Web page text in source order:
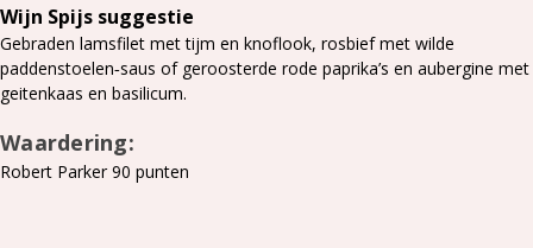
Wijn Spijs suggestie
Gebraden lamsfilet met tijm en knoflook, rosbief met wilde
paddenstoelen‑saus of geroosterde rode paprika’s en aubergine met
geitenkaas en basilicum.
Waardering:
Robert Parker 90 punten